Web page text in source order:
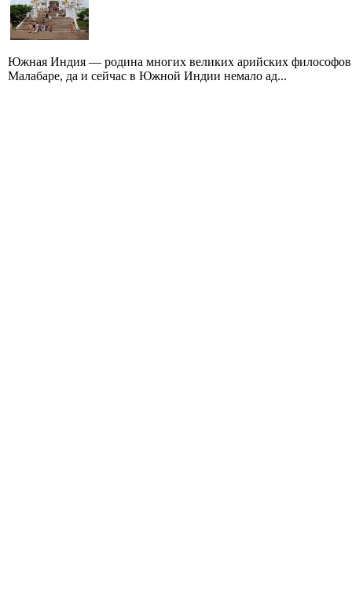
Южная Индия — родина многих великих арийских
Малабаре, да и сейчас в Южной Индии немало ад...